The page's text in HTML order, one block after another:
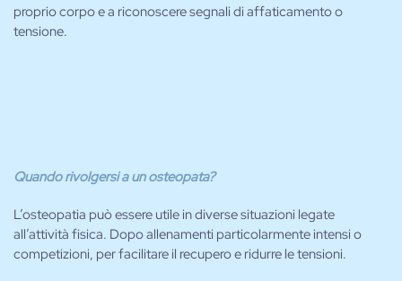
proprio corpo e a riconoscere segnali di affaticamento o
tensione.
Quando rivolgersi a un osteopata?
L’osteopatia può essere utile in diverse situazioni legate
all’attività fisica. Dopo allenamenti particolarmente intensi o
competizioni, per facilitare il recupero e ridurre le tensioni.